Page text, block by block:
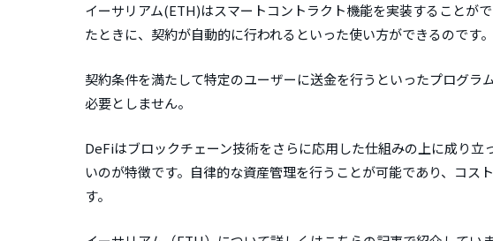
イーサリアム(ETH)はスマートコントラクト機能を実装することが
たときに、契約が自動的に行われるといった使い方ができるのです。
契約条件を満たして特定のユーザーに送金を行うといったプログラ
必要としません。
DeFiはブロックチェーン技術をさらに応用した仕組みの上に成り
いのが特徴です。自律的な資産管理を行うことが可能であり、コス
す。